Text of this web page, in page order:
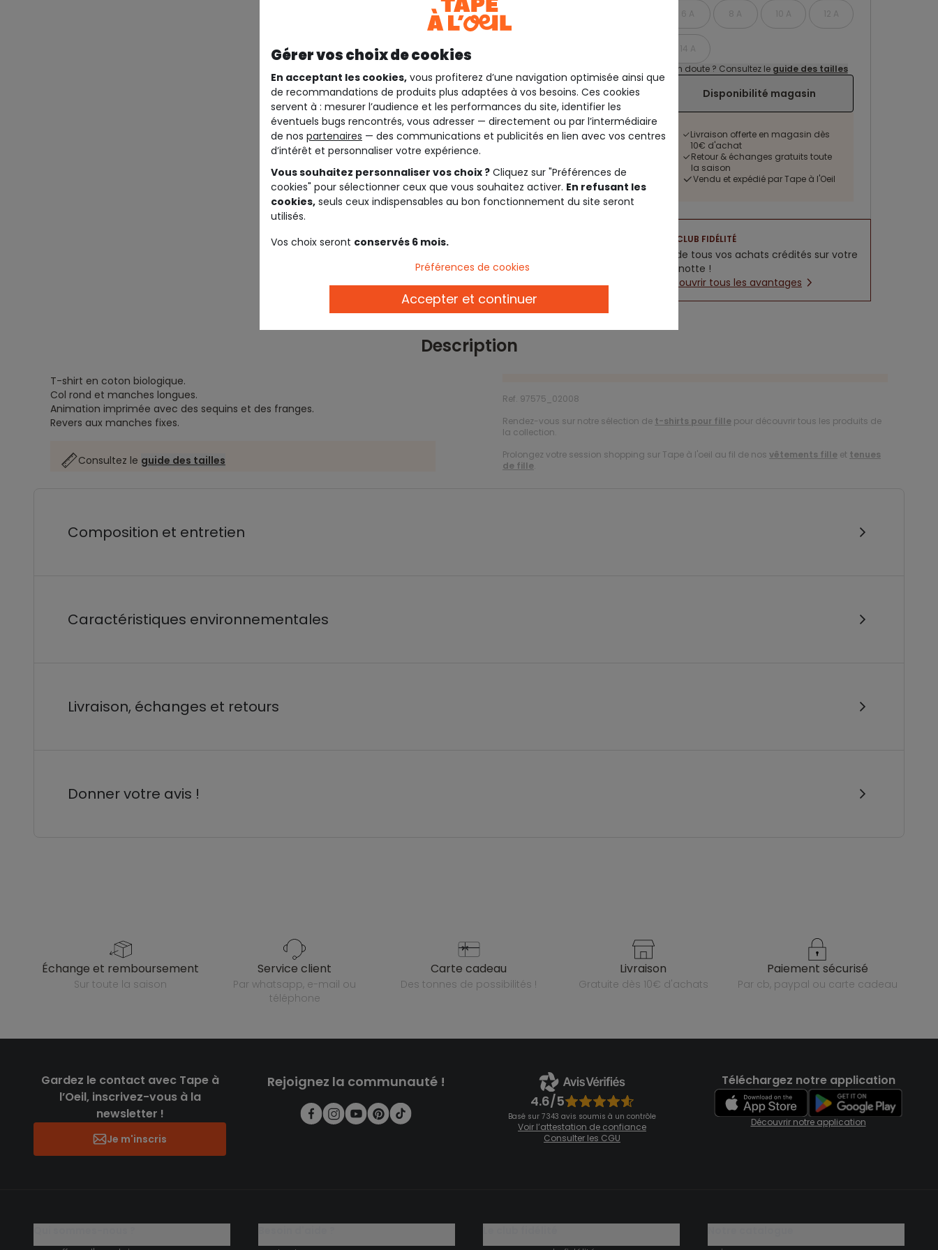
6 A 8 A 10 A 12 A
14 A
Un doute ? Consultez le guide des tailles
Disponibilité magasin
Livraison offerte en magasin dès
10€ d'achat
Retour & échanges gratuits toute
la saison
Vendu et expédié par Tape à l'Oeil
CLUB FIDÉLITÉ
5% de tous vos achats crédités sur votre
cagnotte !
Découvrir tous les avantages
Description
T-shirt en coton biologique.
Col rond et manches longues.
Animation imprimée avec des sequins et des franges.
Revers aux manches fixes.
Consultez le guide des tailles
Ref. 97575_02008
Rendez-vous sur notre sélection de t-shirts pour fille pour découvrir tous les produits de
la collection.
Prolongez votre session shopping sur Tape à l'oeil au fil de nos vêtements fille et tenues
de fille.
Composition et entretien
Caractéristiques environnementales
Livraison, échanges et retours
Donner votre avis !
échange et remboursement
sur toute la saison
service client
par whatsapp, e-mail ou
téléphone
carte cadeau
des tonnes de possibilités !
livraison
gratuite dès 10€ d'achats
paiement sécurisé
par cb, paypal ou carte cadeau
Gardez le contact avec Tape à
l’Oeil, inscrivez-vous à la
newsletter !
Je m'inscris
Rejoignez la communauté !
4.6/5
Basé sur 7 343 avis soumis à un contrôle
Voir l’attestation de confiance
Consulter les CGU
Téléchargez notre application
Découvrir notre application
Gérer vos choix de cookies
En acceptant les cookies, vous profiterez d’une navigation optimisée ainsi que
de recommandations de produits plus adaptées à vos besoins. Ces cookies
servent à : mesurer l’audience et les performances du site, identifier les
éventuels bugs rencontrés, vous adresser — directement ou par l’intermédiaire
de nos partenaires — des communications et publicités en lien avec vos centres
d’intérêt et personnaliser votre expérience.
Vous souhaitez personnaliser vos choix ? Cliquez sur "Préférences de
cookies" pour sélectionner ceux que vous souhaitez activer. En refusant les
cookies, seuls ceux indispensables au bon fonctionnement du site seront
utilisés.
Vos choix seront conservés 6 mois.
Préférences de cookies
Accepter et continuer